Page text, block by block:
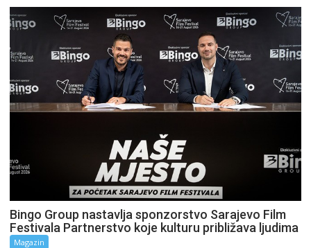
Bingo Group nastavlja sponzorstvo Sarajevo Film
Festivala Partnerstvo koje kulturu približava ljudima
Magazin